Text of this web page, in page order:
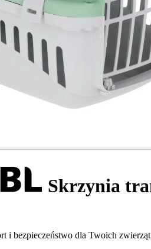
Skrzynia
i bezpieczeństwo dla Twoich